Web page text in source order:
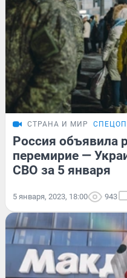
СТРАНА И МИР
Россия объявила
перемирие —
СВО за 5 января
5 января, 2023, 18:00 943